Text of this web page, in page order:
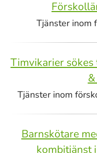
Tjänster inom
Timvikarier
Tjänster inom
Barnskötare
kombitjänst